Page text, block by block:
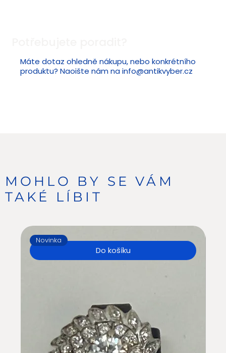
Máte dotaz ohledně nákupu, nebo konkrétního
produktu? Naoište nám nainfo@antikvyber.cz
Do košíku
Novinka
MOHLO BY SE VÁM
TAKÉ LÍBIT